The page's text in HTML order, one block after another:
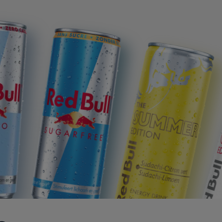
Red Bull Sugarfree
The Summer Edition